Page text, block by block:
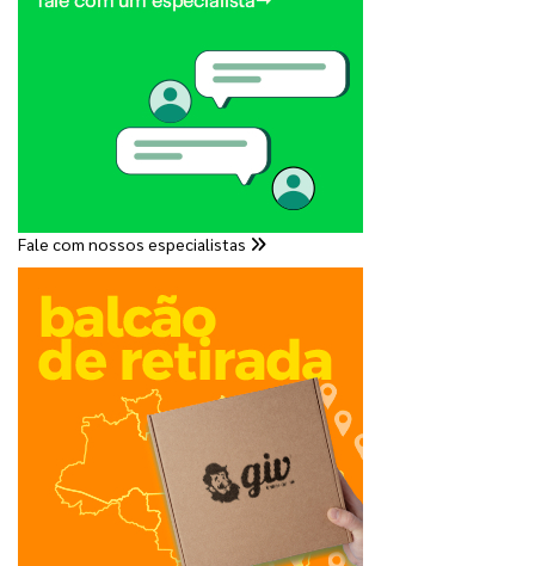
Fale com nossos especialistas